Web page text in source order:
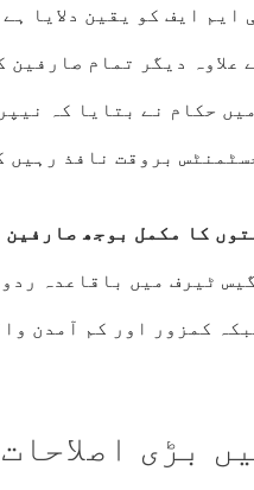
ایف کو یقین دلایا ہے
علاوہ دیگر تمام
حکام نے بتایا کہ
بروقت نافذ رہیں
کا مکمل بوجھ
ٹیرف میں باقاعدہ
کمزور اور کم آمدن
بڑی اصلاحات